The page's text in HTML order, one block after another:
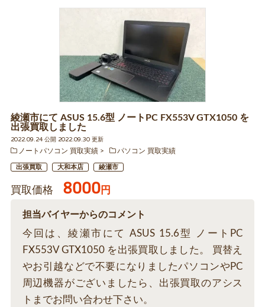
綾瀬市にて ASUS 15.6型 ノートPC FX553V GTX1050 を
出張買取しました
2022.09.24 公開 2022.09.30 更新
ノートパソコン 買取実績
パソコン 買取実績
出張買取 大和本店 綾瀬市
買取価格 8000円
担当バイヤーからのコメント
今回は、綾瀬市にて ASUS 15.6型 ノートPC
FX553V GTX1050 を出張買取しました。 買替え
やお引越などで不要になりましたパソコンやPC
周辺機器がございましたら、出張買取のアシス
トまでお問い合わせ下さい。